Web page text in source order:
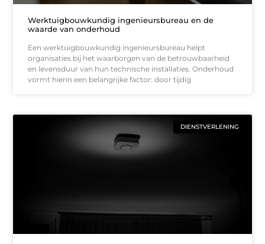
Werktuigbouwkundig ingenieursbureau en de
waarde van onderhoud
Een werktuigbouwkundig ingenieursbureau helpt
organisaties bij het waarborgen van de betrouwbaarheid
en levensduur van hun technische installaties. Onderhoud
vormt hierin een belangrijke factor: door tijdig
DIENSTVERLENING